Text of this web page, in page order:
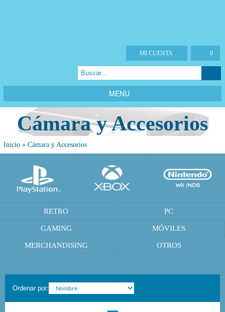
0
MI CUENTA
MENU
Cámara y Accesorios
Inicio » Cámara y Accesorios
RETRO PC
GAMING MÓVILES
MERCHANDISING OTROS
Ordenar por: